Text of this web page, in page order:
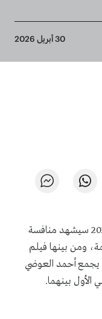
30 أبريل 2026
يبدو أن موسم عيد الأضحى السينمائي 2026 سيشهد منافسة
ومن بينها فيلم
يجمع أحمد العوضي
الأول بينهما.